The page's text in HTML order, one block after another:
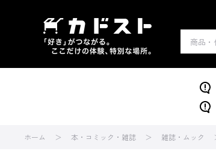
ホーム 本・コミック・雑誌 雑誌・ムック